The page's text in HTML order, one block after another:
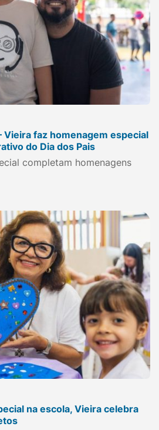
Vieira faz homenagem especial
do Dia dos Pais
completam homenagens
na escola, Vieira celebra